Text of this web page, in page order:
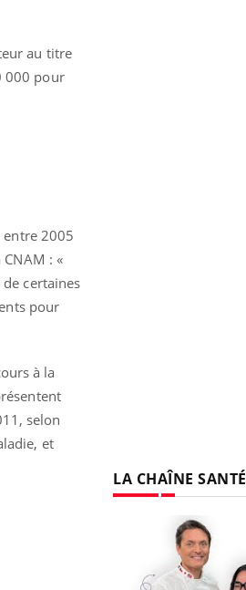
au titre
000 pour
entre 2005
: «
certaines
pour
à la
selon
et
LA CHAÎNE SANTÉ